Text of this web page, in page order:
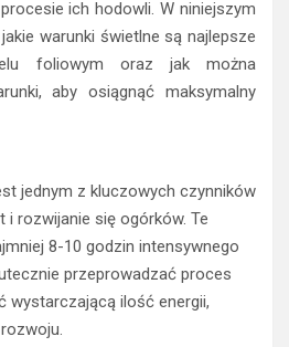
warunki świetlne są najlepsze
foliowym oraz jak można
aby osiągnąć maksymalny
jednym z kluczowych czynników
i rozwijanie się ogórków. Te
8-10 godzin intensywnego
przeprowadzać proces
wystarczającą ilość energii,